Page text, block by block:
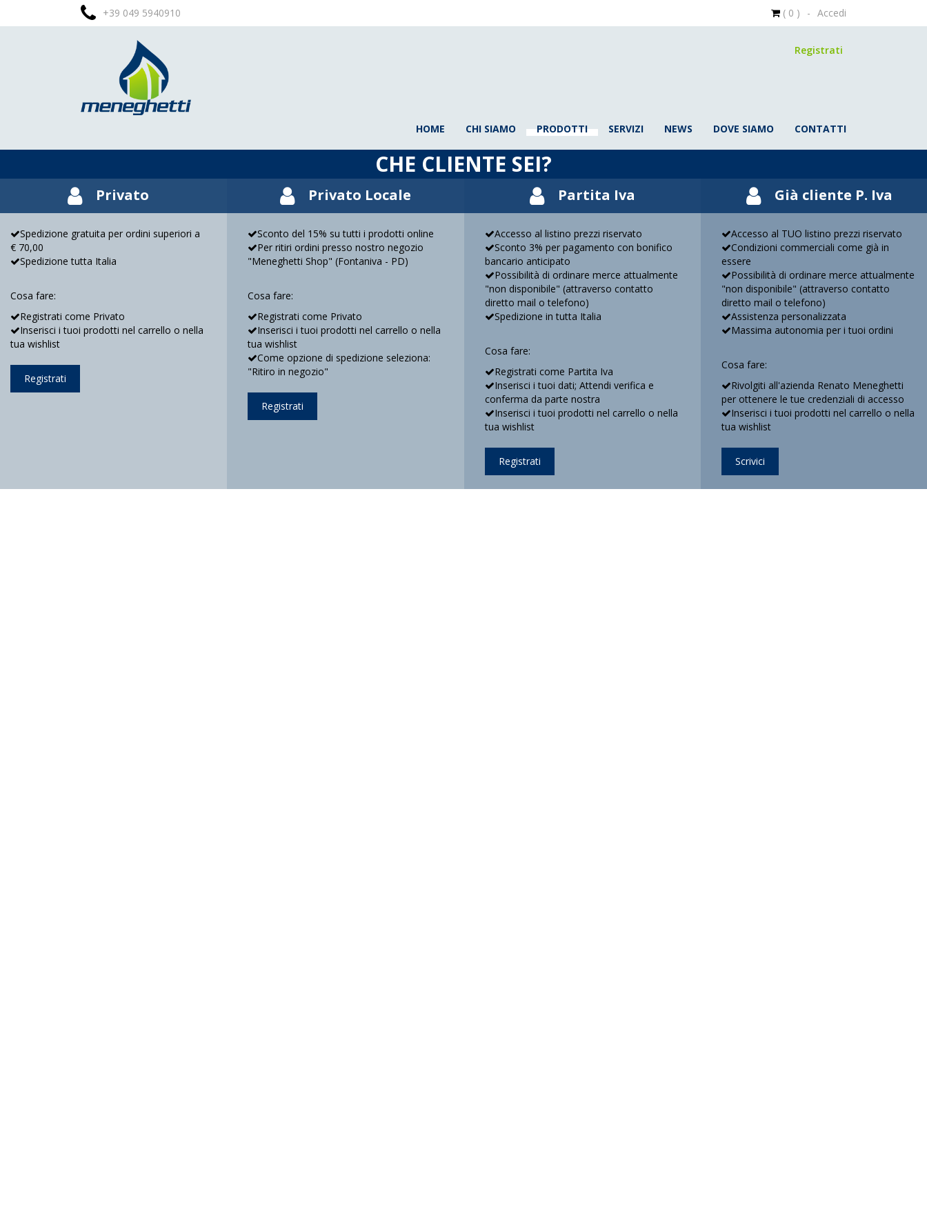
+39 049 5940910 ( 0 ) - Accedi
Registrati
HOME CHI SIAMO PRODOTTI SERVIZI NEWS DOVE SIAMO CONTATTI
CHE CLIENTE SEI?
Privato
Spedizione gratuita per ordini superiori a
€ 70,00
Spedizione tutta Italia
Cosa fare:
Registrati come Privato
Inserisci i tuoi prodotti nel carrello o nella
tua wishlist
Registrati
Privato Locale
Sconto del 15% su tutti i prodotti online
Per ritiri ordini presso nostro negozio
"Meneghetti Shop" (Fontaniva - PD)
Cosa fare:
Registrati come Privato
Inserisci i tuoi prodotti nel carrello o nella
tua wishlist
Come opzione di spedizione seleziona:
"Ritiro in negozio"
Registrati
Partita Iva
Accesso al listino prezzi riservato
Sconto 3% per pagamento con bonifico
bancario anticipato
Possibilità di ordinare merce attualmente
"non disponibile" (attraverso contatto
diretto mail o telefono)
Spedizione in tutta Italia
Cosa fare:
Registrati come Partita Iva
Inserisci i tuoi dati; Attendi verifica e
conferma da parte nostra
Inserisci i tuoi prodotti nel carrello o nella
tua wishlist
Registrati
Già cliente P. Iva
Accesso al TUO listino prezzi riservato
Condizioni commerciali come già in
essere
Possibilità di ordinare merce attualmente
"non disponibile" (attraverso contatto
diretto mail o telefono)
Assistenza personalizzata
Massima autonomia per i tuoi ordini
Cosa fare:
Rivolgiti all'azienda Renato Meneghetti
per ottenere le tue credenziali di accesso
Inserisci i tuoi prodotti nel carrello o nella
tua wishlist
Scrivici